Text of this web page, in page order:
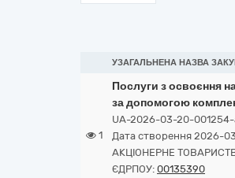
УЗАГАЛЬНЕНА НАЗВА
1
Послуги з освоєння
за допомогою
UA-2026-03-20-
Дата створення 2026-
АКЦІОНЕРНЕ
ЄДРПОУ: 00135390